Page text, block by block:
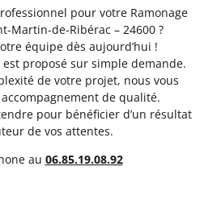
pour votre Ramonage
Martin-de-Ribérac – 24600 ?
équipe dès aujourd’hui !
proposé sur simple demande.
de votre projet, nous vous
de qualité.
pour bénéficier d’un résultat
de vos attentes.
au 06.85.19.08.92